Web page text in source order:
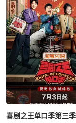
喜剧之王单口季第三季